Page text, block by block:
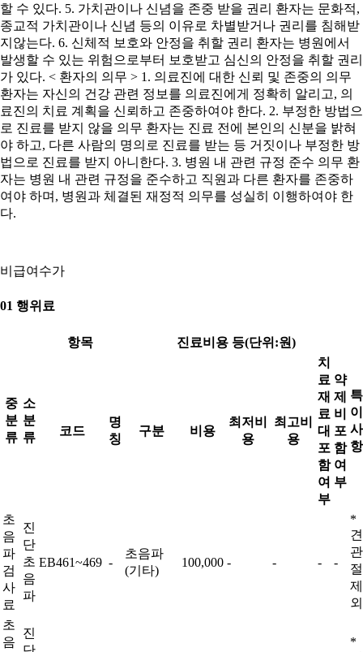
할 수 있다. 5. 가치관이나 신념을 존중 받을 권리 환자는 문화적,
종교적 가치관이나 신념 등의 이유로 차별받거나 권리를 침해받
지않는다. 6. 신체적 보호와 안정을 취할 권리 환자는 병원에서
발생할 수 있는 위험으로부터 보호받고 심신의 안정을 취할 권리
가 있다. < 환자의 의무 > 1. 의료진에 대한 신뢰 및 존중의 의무
환자는 자신의 건강 관련 정보를 의료진에게 정확히 알리고, 의
료진의 치료 계획을 신뢰하고 존중하여야 한다. 2. 부정한 방법으
로 진료를 받지 않을 의무 환자는 진료 전에 본인의 신분을 밝혀
야 하고, 다른 사람의 명의로 진료를 받는 등 거짓이나 부정한 방
법으로 진료를 받지 아니한다. 3. 병원 내 관련 규정 준수 의무 환
자는 병원 내 관련 규정을 준수하고 직원과 다른 환자를 존중하
여야 하며, 병원과 체결된 재정적 의무를 성실히 이행하여야 한
다.
비급여수가
01 행위료
중
분
류
소
분
류
항목 진료비용 등(단위:원)
특
이
사
항
코드
명
칭
구분 비용
최저비
용
최고비
용
치
료
재
료
대
포
함
여
부
약
제
비
포
함
여
부
초
음
파
검
사
료
진
단
초
음
파
EB461~469 -
초음파
(기타)
100,000 - - - -
*
견
관
절
제
외
초
음
진
*